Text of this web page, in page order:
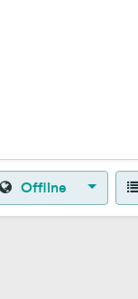
Offline